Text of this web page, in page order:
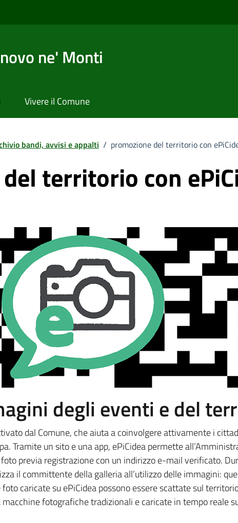
ne' Monti
Vivere il Comune
bandi, avvisi e appalti / promozione del territorio con
territorio con
degli eventi e del
dal Comune, che aiuta a coinvolgere attivamente i
Tramite un sito e una app, ePiCidea permette
previa registrazione con un indirizzo e-mail verificato.
il committente della galleria all’utilizzo delle immagini:
caricate su ePiCidea possono essere scattate sul
fotografiche tradizionali e caricate in tempo reale